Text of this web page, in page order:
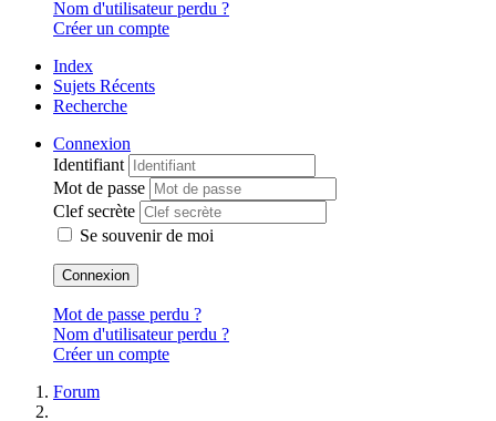
Nom d'utilisateur perdu ?
Créer un compte
Index
Sujets Récents
Recherche
Connexion
Identifiant
Mot de passe
Clef secrète
Se souvenir de moi
Connexion
Mot de passe perdu ?
Nom d'utilisateur perdu ?
Créer un compte
Forum